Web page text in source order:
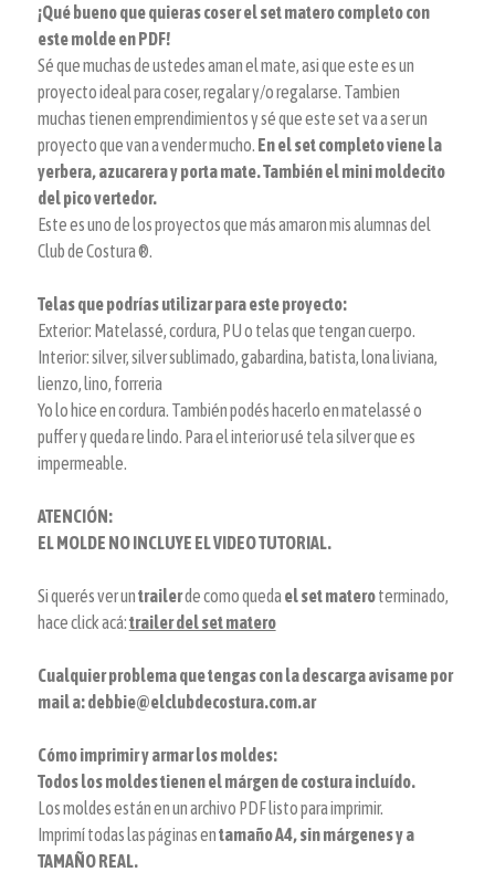
¡Qué bueno que quieras coser el set matero completo con
este molde en PDF!
Sé que muchas de ustedes aman el mate, asi que este es un
proyecto ideal para coser, regalar y/o regalarse. Tambien
muchas tienen emprendimientos y sé que este set va a ser un
proyecto que van a vender mucho. En el set completo viene la
yerbera, azucarera y porta mate. También el mini moldecito
del pico vertedor.
Este es uno de los proyectos que más amaron mis alumnas del
Club de Costura ®.
Telas que podrías utilizar para este proyecto:
Exterior: Matelassé, cordura, PU o telas que tengan cuerpo.
Interior: silver, silver sublimado, gabardina, batista, lona liviana,
lienzo, lino, forreria
Yo lo hice en cordura. También podés hacerlo en matelassé o
puffer y queda re lindo. Para el interior usé tela silver que es
impermeable.
ATENCIÓN:
EL MOLDE NO INCLUYE EL VIDEO TUTORIAL.
Si querés ver untrailerde como queda el set materoterminado,
hace click acá:trailer del set matero
Cualquier problema que tengas con la descarga avisame por
mail a: debbie@elclubdecostura.com.ar
Cómo imprimir y armar los moldes:
Todos los moldes tienen el márgen de costura incluído.
Los moldes están en un archivo PDF listo para imprimir.
Imprimí todas las páginas entamaño A4, sin márgenes y a
TAMAÑO REAL.